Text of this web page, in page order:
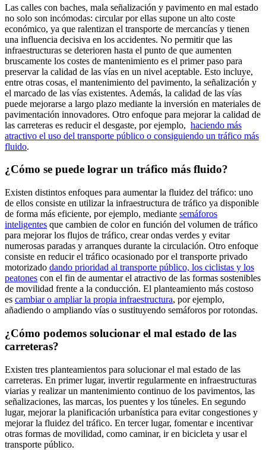
Las calles con baches, mala señalización y pavimento en mal estado
no solo son incómodas: circular por ellas supone un alto coste
económico, ya que ralentizan el transporte de mercancías y tienen
una influencia decisiva en los accidentes. No permitir que las
infraestructuras se deterioren hasta el punto de que aumenten
bruscamente los costes de mantenimiento es el primer paso para
preservar la calidad de las vías en un nivel aceptable. Esto incluye,
entre otras cosas, el mantenimiento del pavimento, la señalización y
el marcado de las vías existentes. Además, la calidad de las vías
puede mejorarse a largo plazo mediante la inversión en materiales de
pavimentación innovadores. Otro enfoque para mejorar la calidad de
las carreteras es reducir el desgaste, por ejemplo, haciendo más
atractivo el uso del transporte público o consiguiendo un tráfico más
fluido.
¿Cómo se puede lograr un tráfico más fluido?
Existen distintos enfoques para aumentar la fluidez del tráfico: uno
de ellos consiste en utilizar la infraestructura de tráfico ya disponible
de forma más eficiente, por ejemplo, mediante semáforos
inteligentes que cambien de color en función del volumen de tráfico
para mejorar los flujos de tráfico, crear ondas verdes y evitar
numerosas paradas y arranques durante la circulación. Otro enfoque
consiste en reducir el tráfico ocasionado por el transporte privado
motorizado dando prioridad al transporte público, los ciclistas y los
peatones con el fin de aumentar el atractivo de las formas sostenibles
de movilidad frente a la conducción. El planteamiento más costoso
es cambiar o ampliar la propia infraestructura, por ejemplo,
añadiendo o ampliando vías o sustituyendo semáforos por rotondas.
¿Cómo podemos solucionar el mal estado de las
carreteras?
Existen tres planteamientos para solucionar el mal estado de las
carreteras. En primer lugar, invertir regularmente en infraestructuras
viarias y realizar un mantenimiento continuo de los pavimentos, las
señalizaciones, las marcas, los puentes y los túneles. En segundo
lugar, mejorar la planificación urbanística para evitar congestiones y
mejorar la fluidez del tráfico. En tercer lugar, fomentar e incentivar
otras formas de movilidad, como caminar, ir en bicicleta y usar el
transporte público.